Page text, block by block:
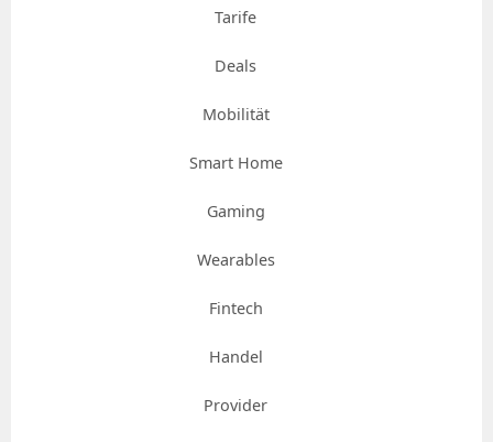
Tarife
Deals
Mobilität
Smart Home
Gaming
Wearables
Fintech
Handel
Provider